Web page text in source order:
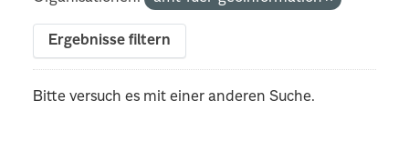
Ergebnisse filtern
Bitte versuch es mit einer anderen Suche.